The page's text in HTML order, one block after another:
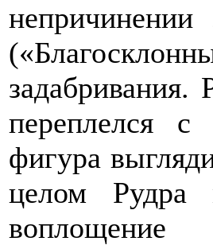
переплелся с
фигура
целом Рудра